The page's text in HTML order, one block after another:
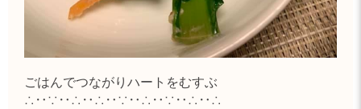
ごはんでつながりハートをむすぶ
∴‥∵‥∴‥∴‥∵‥∴‥∵‥∴‥∴